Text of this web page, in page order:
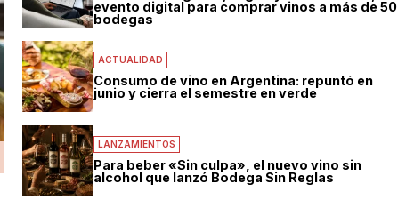
evento digital para comprar vinos a más de 50
bodegas
ACTUALIDAD
Consumo de vino en Argentina: repuntó en
junio y cierra el semestre en verde
LANZAMIENTOS
Para beber «Sin culpa», el nuevo vino sin
alcohol que lanzó Bodega Sin Reglas